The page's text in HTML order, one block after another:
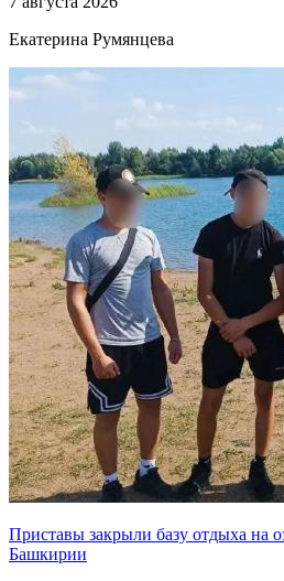
Екатерина Румянцева
Приставы закрыли базу отдыха на
Башкирии